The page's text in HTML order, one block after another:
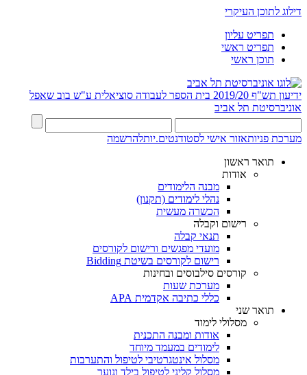
דילוג לתוכן העיקרי
תפריט עליון
תפריט ראשי
תוכן ראשי
ידיעון תש"ף 2019/20
בית הספר לעבודה סוציאלית ע"ש בוב שאפל
אוניברסיטת תל אביב
מערכת פניותאזור אישי לסטודנטים.יותלהרשמה
תואר ראשון
אודות
מבנה הלימודים
נהלי לימודים (תקנון)
הכשרה מעשית
רישום וקבלה
תנאי קבלה
מועדי מפגשים ורישום לקורסים
רישום לקורסים בשיטת Bidding
קורסים סילבוסים ובחינות
מערכת שעות
כללי כתיבה אקדמית APA
תואר שני
מסלולי לימוד
אודות ומבנה התכנית
לימודים במעמד מיוחד
מסלול אינטגרטיבי לטיפול והתערבות
מסלול קליני לטיפול בילד ונוער